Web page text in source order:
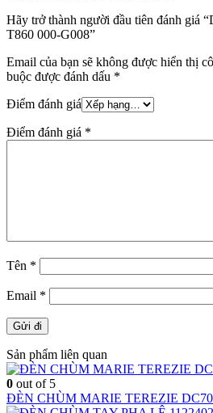
Hãy trở thành người đầu tiên đánh giá
T860 000-G008”
Email của bạn sẽ không được hiển thị
buộc được đánh dấu *
Điểm đánh giá
Điểm đánh giá *
Tên *
Email *
Sản phẩm liên quan
0 out of 5
ĐÈN CHÙM MARIE TEREZIE